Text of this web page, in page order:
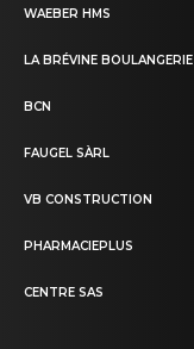
WAEBER HMS
LA BRÉVINE BOULANGERIE
BCN
FAUGEL SÀRL
VB CONSTRUCTION
PHARMACIEPLUS
CENTRE SAS